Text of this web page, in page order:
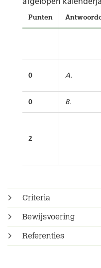
Punten
0 A.
0 B.
2
Criteria
Bewijsvoering
Referenties